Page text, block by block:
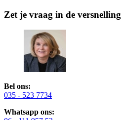
Zet je vraag in de versnelling
Bel ons:
035 - 523 7734
Whatsapp ons: